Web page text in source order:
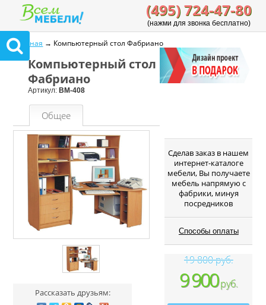
(495) 724-47-80
(нажми для звонка бесплатно)
Главная → Компьютерный стол Фабриано
Компьютерный стол
Фабриано
Артикул: ВМ-408
Общее
Рассказать друзьям:
Cделав заказ в нашем
интернет-каталоге
мебели, Вы получаете
мебель напрямую с
фабрики, минуя
посредников
Способы оплаты
19 800 руб.
9 900руб.